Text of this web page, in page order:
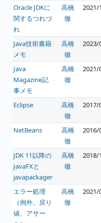
Oracle JDKに
関するつれづ
れ
高橋
徹
2021/
Java技術書籍
メモ
高橋
徹
2023/
Java
Magazine記
事メモ
高橋
徹
2021/
Eclipse
高橋
徹
2017/
NetBeans
高橋
徹
2016/
JDK 11以降の
JavaFXと
javapackager
高橋
徹
2018/
エラー処理
（例外、戻り
値、アサー
高橋
徹
2021/